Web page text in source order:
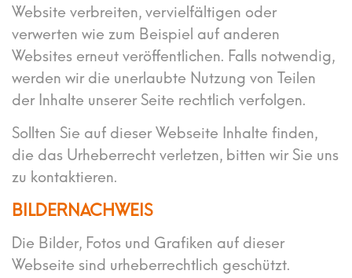
Website verbreiten, vervielfältigen oder
verwerten wie zum Beispiel auf anderen
Websites erneut veröffentlichen. Falls notwendig,
werden wir die unerlaubte Nutzung von Teilen
der Inhalte unserer Seite rechtlich verfolgen.
Sollten Sie auf dieser Webseite Inhalte finden,
die das Urheberrecht verletzen, bitten wir Sie uns
zu kontaktieren.
BILDERNACHWEIS
Die Bilder, Fotos und Grafiken auf dieser
Webseite sind urheberrechtlich geschützt.